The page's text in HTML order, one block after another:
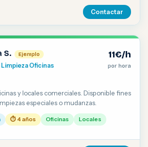
Contactar
S. Ejemplo
Limpieza Oficinas
11€/h
por hora
y locales comerciales. Disponible fines
especiales o mudanzas.
⏱ 4 años Oficinas Locales